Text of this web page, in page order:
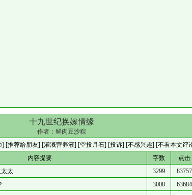
十九世纪换嫁情缘
作者： 鲜肉豆沙粽
] [推荐给朋友] [灌溉营养液] [空投月石] [投诉] [不感兴趣] [不看本文评
内容提要 字数 点击
太 3299 83757
3008 63684